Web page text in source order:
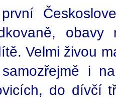
Velmi živou
i
do dívčí